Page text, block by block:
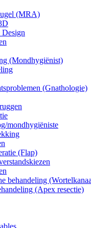
(MRA)
(Mondhygiënist)
(Gnathologie)
mondhygiëniste
(Flap)
behandeling
(Apex resectie)